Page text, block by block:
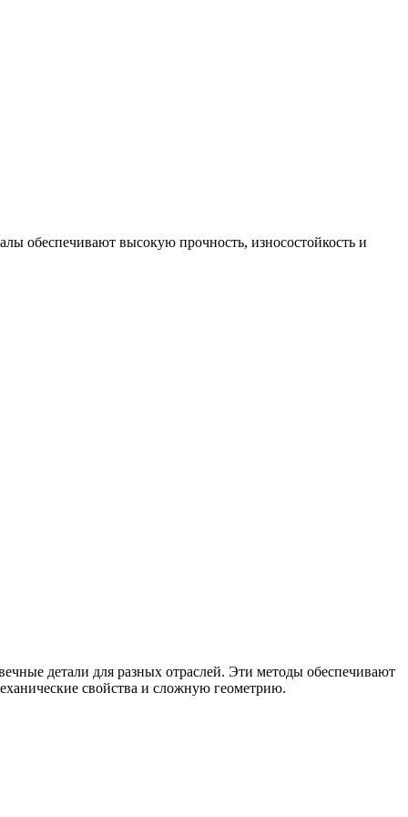
обеспечивают высокую прочность, износостойкость и
детали для разных отраслей. Эти методы обеспечивают
свойства и сложную геометрию.